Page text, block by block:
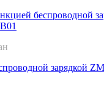
беcпроводной
зарядкой